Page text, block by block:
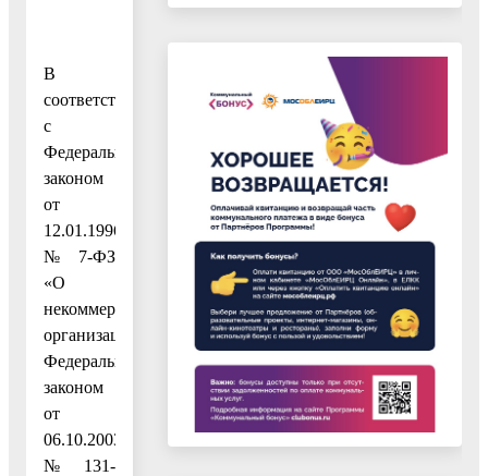
В
соответствии
с
Федеральным
законом
от
12.01.1996
№ 7-ФЗ
«О
некоммерческих
организациях»,
Федеральным
законом
от
06.10.2003
№ 131-